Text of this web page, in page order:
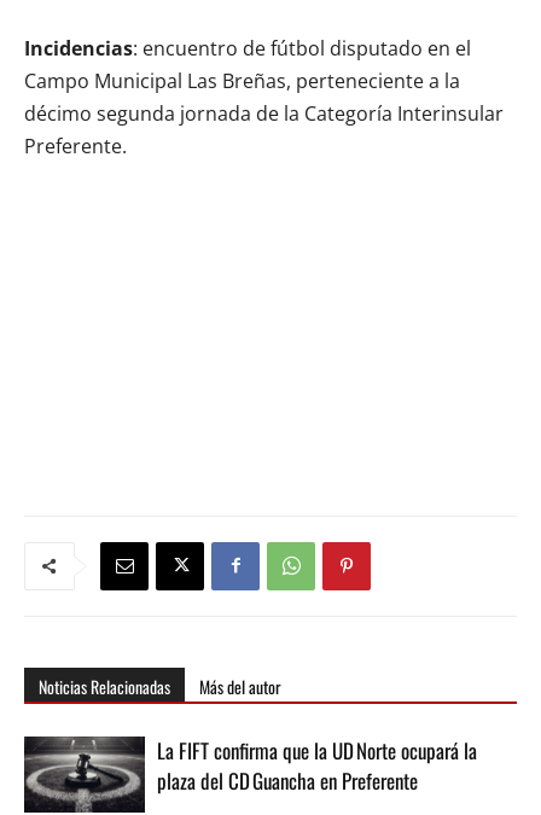
Incidencias: encuentro de fútbol disputado en el
Campo Municipal Las Breñas, perteneciente a la
décimo segunda jornada de la Categoría Interinsular
Preferente.
Noticias Relacionadas Más del autor
La FIFT confirma que la UD Norte ocupará la
plaza del CD Guancha en Preferente